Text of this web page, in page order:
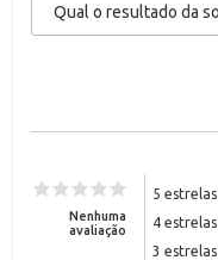
Nenhuma
avaliação
5 estrelas
4 estrelas
3 estrelas